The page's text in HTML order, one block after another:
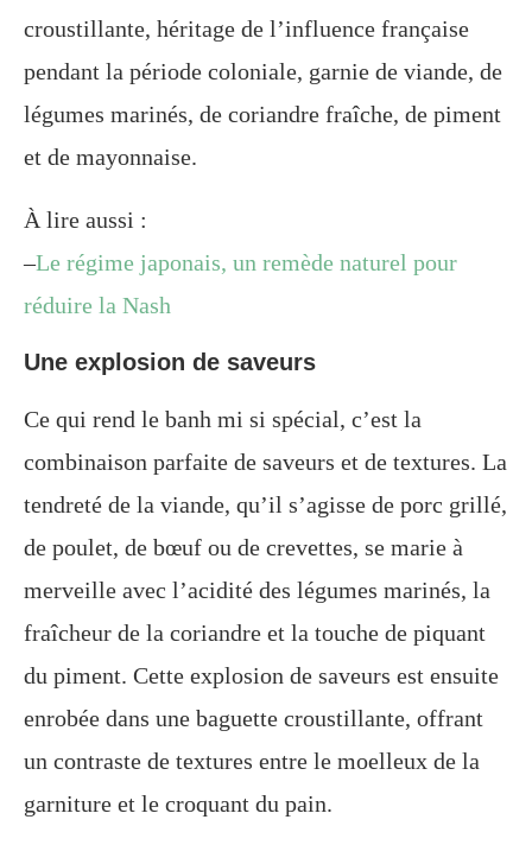
croustillante, héritage de l’influence française
pendant la période coloniale, garnie de viande, de
légumes marinés, de coriandre fraîche, de piment
et de mayonnaise.
À lire aussi :
–Le régime japonais, un remède naturel pour
réduire la Nash
Une explosion de saveurs
Ce qui rend le banh mi si spécial, c’est la
combinaison parfaite de saveurs et de textures. La
tendreté de la viande, qu’il s’agisse de porc grillé,
de poulet, de bœuf ou de crevettes, se marie à
merveille avec l’acidité des légumes marinés, la
fraîcheur de la coriandre et la touche de piquant
du piment. Cette explosion de saveurs est ensuite
enrobée dans une baguette croustillante, offrant
un contraste de textures entre le moelleux de la
garniture et le croquant du pain.